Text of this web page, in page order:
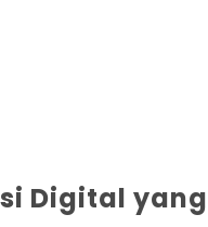
Digital